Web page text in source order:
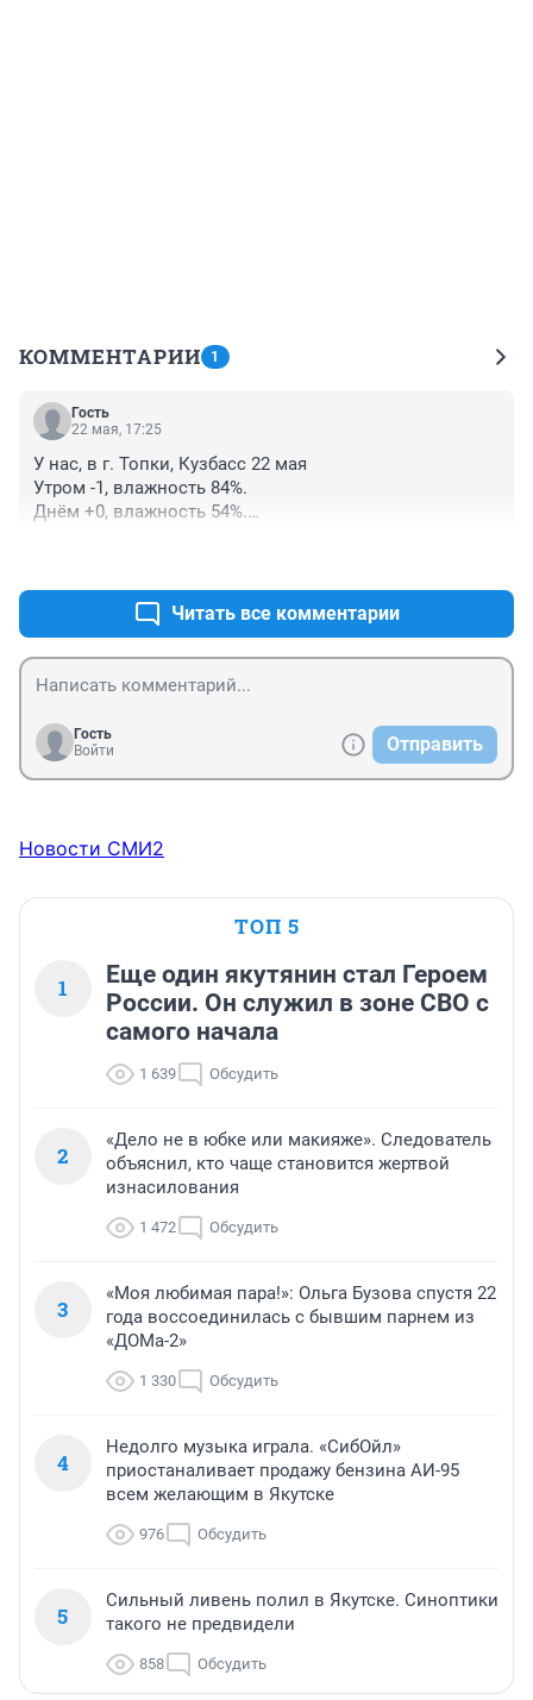
КОММЕНТАРИИ 1
Гость
22 мая, 17:25
У нас, в г. Топки, Кузбасс 22 мая
Утром -1, влажность 84%.
Днём +0, влажность 54%.
Читать все комментарии
Гость
Войти
Отправить
Новости СМИ2
ТОП 5
1
Еще один якутянин стал Героем
России. Он служил в зоне СВО с
самого начала
1 639 Обсудить
2
«Дело не в юбке или макияже». Следователь
объяснил, кто чаще становится жертвой
изнасилования
1 472 Обсудить
3
«Моя любимая пара!»: Ольга Бузова спустя 22
года воссоединилась с бывшим парнем из
«ДОМа-2»
1 330 Обсудить
4
Недолго музыка играла. «СибОйл»
приостаналивает продажу бензина АИ-95
всем желающим в Якутске
976 Обсудить
5
Сильный ливень полил в Якутске. Синоптики
такого не предвидели
858 Обсудить